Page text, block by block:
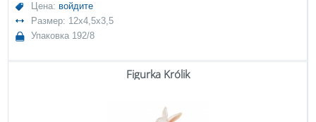
Цена: войдите
Размер: 12x4,5x3,5
Упаковка 192/8
Figurka Królik